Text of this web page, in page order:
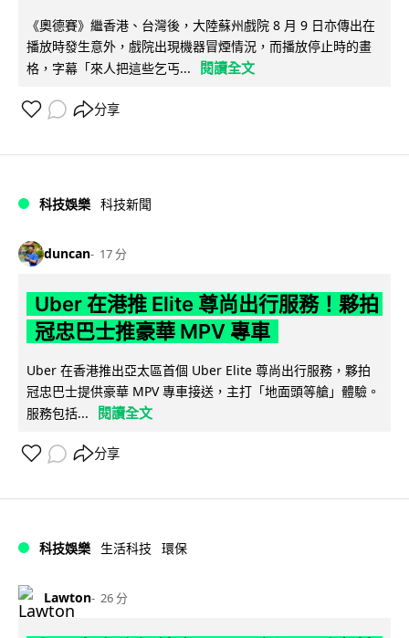
《奧德賽》繼香港、台灣後，大陸蘇州戲院 8 月 9 日亦傳出在
播放時發生意外，戲院出現機器冒煙情況，而播放停止時的畫
格，字幕「來人把這些乞丐...
閱讀全文
分享
科技娛樂 科技新聞
duncan 17 分
Uber 在港推 Elite 尊尚出行服務！夥拍
冠忠巴士推豪華 MPV 專車
Uber 在香港推出亞太區首個 Uber Elite 尊尚出行服務，夥拍
冠忠巴士提供豪華 MPV 專車接送，主打「地面頭等艙」體驗。
服務包括...
閱讀全文
分享
科技娛樂 生活科技 環保
Lawton 26 分